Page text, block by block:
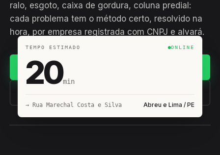
ralo, esgoto, caixa de gordura, coluna predial:
cada problema tem o método certo, resolvido na
hora, por empresa registrada com CNPJ e alvará.
(11) 93407-8838
TEMPO ESTIMADO ONLINE
20min
→ Rua Marechal Costa e Silva Abreu e Lima / PE